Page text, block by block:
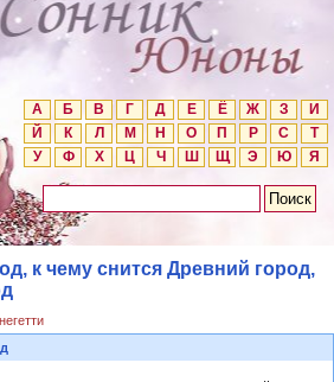
А Б В Г Д Е Ё Ж З
И
Й
К Л М Н О П Р С
Т
У
Ф Х Ц Ч Ш Щ Э Ю Я
к чему снится Древний город,